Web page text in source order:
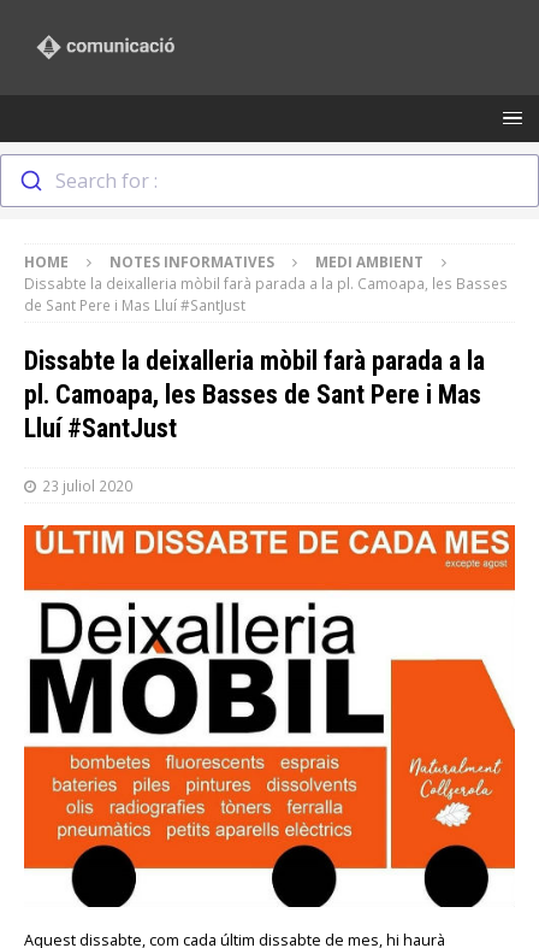
Search for :
HOME NOTES INFORMATIVES
MEDI AMBIENT
Dissabte la deixalleria mòbil farà parada a la pl. Camoapa, les Basses
de Sant Pere i Mas Lluí #SantJust
Dissabte la deixalleria mòbil farà parada a la
pl. Camoapa, les Basses de Sant Pere i Mas
Lluí #SantJust
23 juliol 2020
Aquest dissabte, com cada últim dissabte de mes, hi haurà